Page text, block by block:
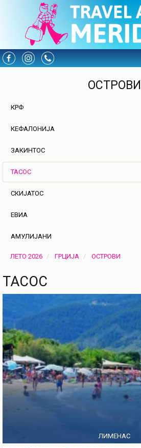
ОСТРОВИ
КРФ
КЕФАЛОНИЈА
ЗАКИНТОС
ТАСОС
СКИЈАТОС
ЕВИА
АМУЛИJАНИ
ЛЕТО 2026 ГРЦИЈА ОСТРОВИ
ТАСОС
ЛИМЕНАС